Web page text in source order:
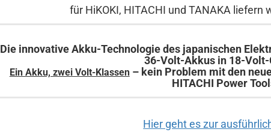
für HiKOKI, HITACHI und TANAKA liefern
Die innovative Akku-Technologie des japanischen
36-Volt-Akkus in 18-
Ein Akku, zwei Volt-Klassen– kein Problem mit den
HITACHI Power
Hier geht es zur